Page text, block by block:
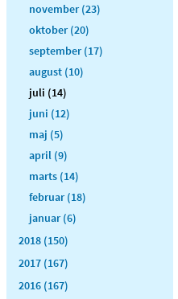
november (23)
oktober (20)
september (17)
august (10)
juli (14)
juni (12)
maj (5)
april (9)
marts (14)
februar (18)
januar (6)
2018 (150)
2017 (167)
2016 (167)